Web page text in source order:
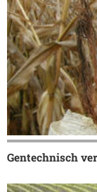
Gentechnisch